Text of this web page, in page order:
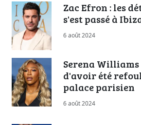
Zac Efron : les
s'est passé à
6 août 2024
Serena
d'avoir été
palace parisien
6 août 2024